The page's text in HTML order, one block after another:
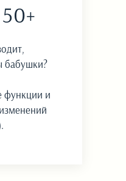
бабушки?
функции и